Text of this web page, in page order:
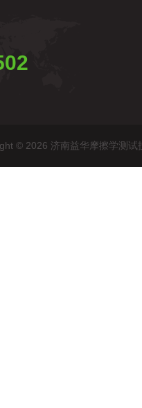
© 2026 济南益华摩擦学测